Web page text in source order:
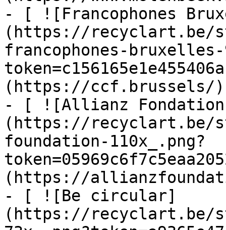
- [ ![Francophones
(https://recyclart.be/
francophones-bruxelles-
(https://ccf.brussels/)
- [ ![Allianz
(https://recyclart.be/
foundation-110x_.png?
(https://
- [ ![Be circular]
(https://recyclart.be/